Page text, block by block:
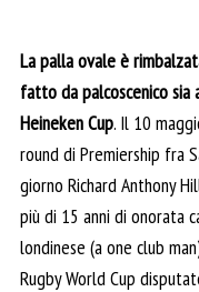
La palla ovale è
fatto da palcoscenico sia
Heineken Cup. Il 10
round di Premiership fra
giorno Richard Anthony
più di 15 anni di onorata
londinese (a one club
Rugby World Cup